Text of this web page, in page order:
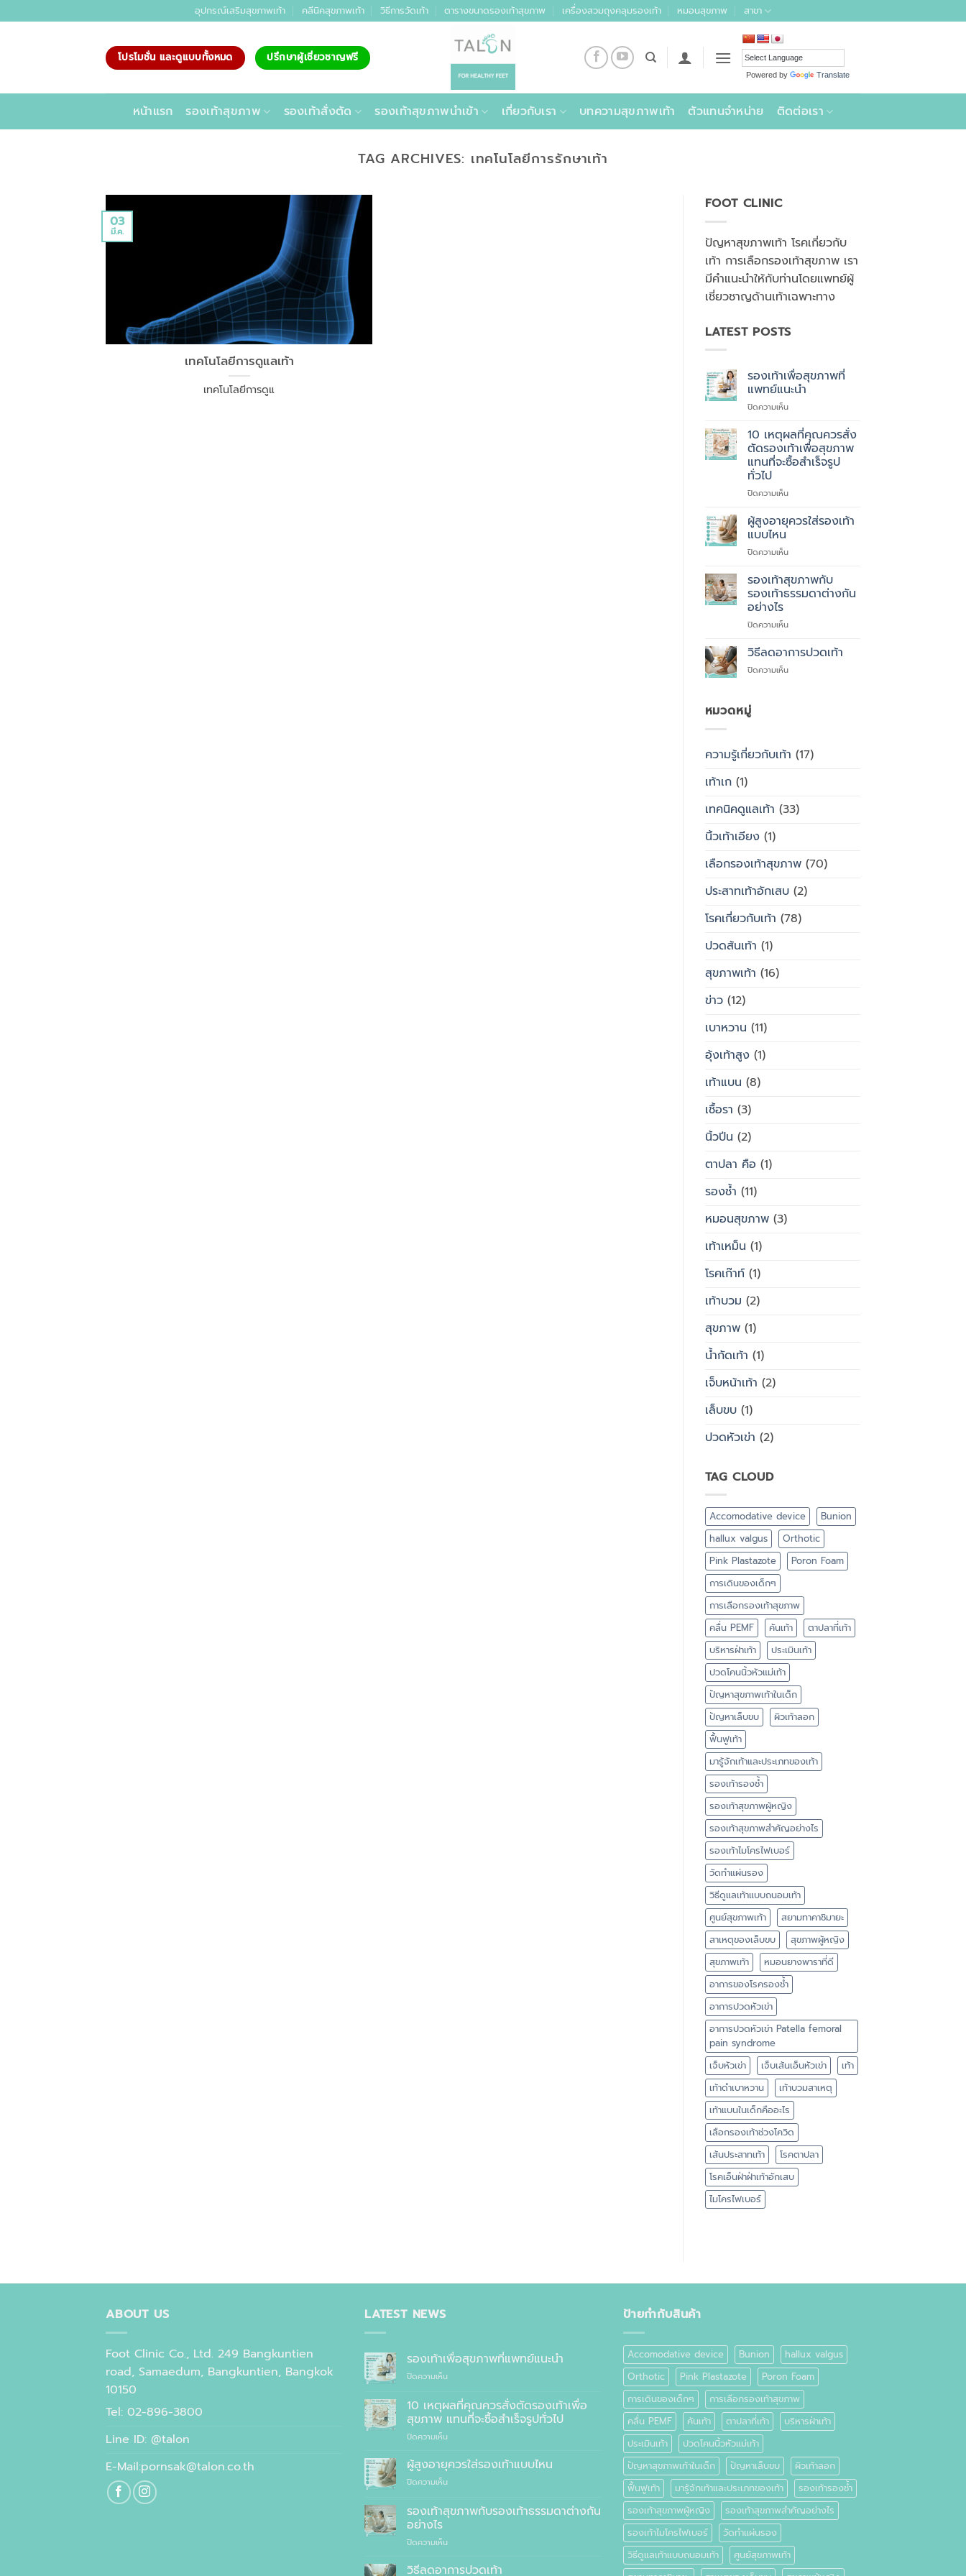
ไป
อุปกรณ์เสริมสุขภาพเท้า คลีนิคสุขภาพเท้า วิธีการวัดเท้า ตารางขนาดรองเท้าสุขภาพ เครื่องสวมถุงคลุมรองเท้า หมอนสุขภาพ สาขา
โปรโมชั่น และดูแบบทั้งหมด ปรึกษาผู้เชี่ยวชาญฟรี
Powered by Translate
หน้าแรก รองเท้าสุขภาพ รองเท้าสั่งตัด รองเท้าสุขภาพนำเข้า เกี่ยวกับเรา บทความสุขภาพเท้า ตัวแทนจำหน่าย ติดต่อเรา
TAG ARCHIVES: เทคโนโลยีการรักษาเท้า
เทคโนโลยีการดูแลเท้า
เทคโนโลยีการดูแ
03
มี.ค.
FOOT CLINIC
ปัญหาสุขภาพเท้า โรคเกี่ยวกับ
เท้า การเลือกรองเท้าสุขภาพ เรา
มีคำแนะนำให้กับท่านโดยแพทย์ผู้
เชี่ยวชาญด้านเท้าเฉพาะทาง
LATEST POSTS
รองเท้าเพื่อสุขภาพที่
แพทย์แนะนำ
ปิดความเห็นบน
เพื่อ
สุขภาพ
ที่
แพทย์
10 เหตุผลที่คุณควรสั่ง
ตัดรองเท้าเพื่อสุขภาพ
แทนที่จะซื้อสำเร็จรูป
ทั่วไป
ปิดความเห็นบน
เหตุผล
ที่
ควร
ตัด
รองเท้า
แทนที่
ซื้อ
ทั่วไป
ผู้สูงอายุควรใส่รองเท้า
แบบไหน
ปิดความเห็นบน
สูง
อายุ
ควร
รองเท้า
ไหน
รองเท้าสุขภาพกับ
รองเท้าธรรมดาต่างกัน
อย่างไร
ปิดความเห็นบน
สุขภาพ
รองเท้า
วิธีลดอาการปวดเท้า
ปิดความเห็นบน
หมวดหมู่
ความรู้เกี่ยวกับเท้า (17)
เท้าเก(1)
เทคนิคดูแลเท้า (33)
นิ้วเท้าเอียง(1)
เลือกรองเท้าสุขภาพ(70)
ประสาทเท้าอักเสบ(2)
โรคเกี่ยวกับเท้า (78)
ปวดส้นเท้า (1)
สุขภาพเท้า (16)
ข่าว(12)
เบาหวาน (11)
อุ้งเท้าสูง(1)
เท้าแบน (8)
เชื้อรา (3)
นิ้วปีน (2)
ตาปลา คือ (1)
รองช้ำ (11)
หมอนสุขภาพ(3)
เท้าเหม็น (1)
โรคเก๊าท์(1)
เท้าบวม (2)
สุขภาพ(1)
น้ำกัดเท้า (1)
เจ็บหน้าเท้า (2)
เล็บขบ(1)
ปวดหัวเข่า (2)
TAG CLOUD
Accomodative device
Bunion
hallux valgus
Orthotic
Pink Plastazote
Poron Foam
การเดินของเด็กๆ
การเลือกรองเท้าสุขภาพ
คลื่น PEMF
คันเท้า
ตาปลาที่เท้า
บริหารฝ่าเท้า
ประเมินเท้า
ปวดโคนนิ้วหัวแม่เท้า
ปัญหาสุขภาพเท้าในเด็ก
ปัญหาเล็บขบ
ผิวเท้าลอก
ฟื้นฟูเท้า
มารู้จักเท้าและประเภทของเท้า
รองเท้ารองช้ำ
รองเท้าสุขภาพผู้หญิง
รองเท้าสุขภาพสำคัญอย่างไร
รองเท้าไมโครไฟเบอร์
วัดทำแผ่นรอง
วิธีดูแลเท้าแบบถนอมเท้า
ศูนย์สุขภาพเท้า
สยามทาคาชิมายะ
สาเหตุของเล็บขบ
สุขภาพผู้หญิง
สุขภาพเท้า
หมอนยางพาราที่ดี
อาการของโรครองช้ำ
อาการปวดหัวเข่า
อาการปวดหัวเข่า Patella femoral
pain syndrome
เจ็บหัวเข่า
เจ็บเส้นเอ็นหัวเข่า
เท้า
เท้าดำเบาหวาน
เท้าบวมสาเหตุ
เท้าแบนในเด็กคืออะไร
เลือกรองเท้าช่วงโควิด
เส้นประสาทเท้า
โรคตาปลา
โรคเอ็นฝ่าฝ่าเท้าอักเสบ
ไมโครไฟเบอร์
ABOUT US
Foot Clinic Co., Ltd. 249 Bangkuntien
road, Samaedum, Bangkuntien, Bangkok
10150
Tel: 02-896-3800
Line ID: @talon
E-Mail:pornsak@talon.co.th
LATEST NEWS
รองเท้าเพื่อสุขภาพที่แพทย์แนะนำ
ปิดความเห็นบน
เพื่อ
สุขภาพ
ที่
แพทย์
10 เหตุผลที่คุณควรสั่งตัดรองเท้าเพื่อ
สุขภาพ แทนที่จะซื้อสำเร็จรูปทั่วไป
ปิดความเห็นบน
เหตุผล
คุณ
สั่ง
ตัด
เพื่อ
แทนที่
ผู้สูงอายุควรใส่รองเท้าแบบไหน
ปิดความเห็นบน
สูง
อายุ
ใส่
แบบ
รองเท้าสุขภาพกับรองเท้าธรรมดาต่างกัน
อย่างไร
ปิดความเห็นบน
สุขภาพ
วิธีลดอาการปวดเท้า
ป้ายกำกับสินค้า
Accomodative device Bunion
hallux valgus
Orthotic
Pink Plastazote
Poron Foam
การเดินของเด็กๆ
การเลือกรองเท้าสุขภาพ
คลื่น PEMF
คันเท้า ตาปลาที่เท้า
บริหารฝ่าเท้า
ประเมินเท้า
ปวดโคนนิ้วหัวแม่เท้า
ปัญหาสุขภาพเท้าในเด็ก
ปัญหาเล็บขบ
ผิวเท้าลอก
ฟื้นฟูเท้า
มารู้จักเท้าและประเภทของเท้า
รองเท้ารองช้ำ
รองเท้าสุขภาพผู้หญิง
รองเท้าสุขภาพสำคัญอย่างไร
รองเท้าไมโครไฟเบอร์
วัดทำแผ่นรอง
วิธีดูแลเท้าแบบถนอมเท้า
ศูนย์สุขภาพเท้า